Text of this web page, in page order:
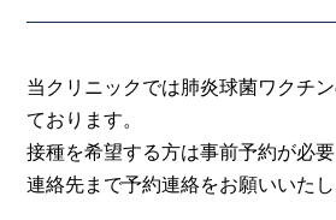
当クリニックでは肺炎球菌ワクチ
ております。
接種を希望する方は事前予約が必
連絡先まで予約連絡をお願いいたし